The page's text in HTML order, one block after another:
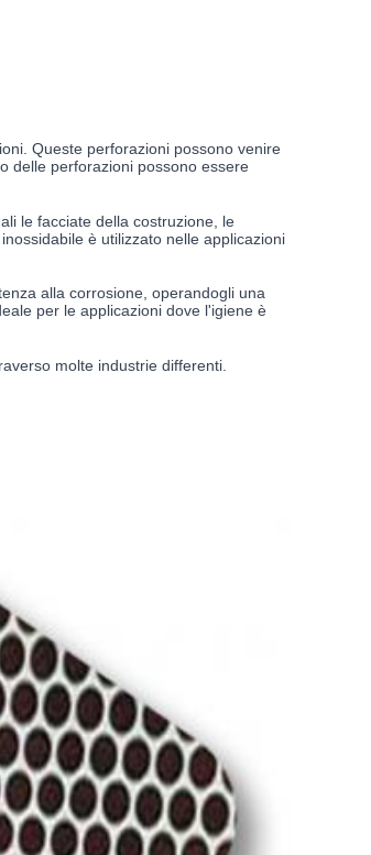
Queste perforazioni possono venire
delle perforazioni possono essere
le facciate della costruzione, le
è utilizzato nelle applicazioni
alla corrosione, operandogli una
per le applicazioni dove l'igiene è
molte industrie differenti.